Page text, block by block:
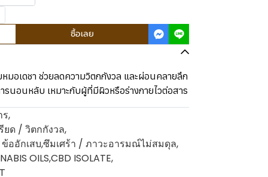
ซื้อเลย
หมอเดชา ช่วยลดความวิตกกังวล และผ่อนคลายลึก
รนอนหลับ เหมาะกับผู้ที่มีผิวหรือร่างกายไวต่อสาร
,
ด / วิตกกังวล,
ออักเสบ,ซึมเศร้า / ภาวะอารมณ์ไม่สมดุล,
OILS,CBD ISOLATE,